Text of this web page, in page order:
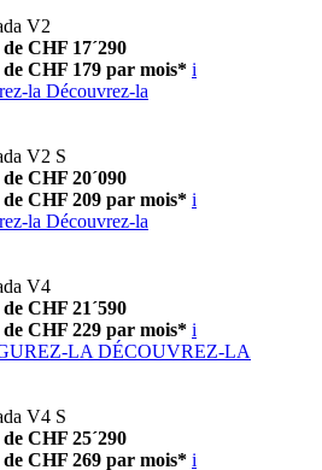
V2
CHF 17´290
CHF 179 par mois* i
la Découvrez-la
V2 S
CHF 20´090
CHF 209 par mois* i
la Découvrez-la
V4
CHF 21´590
CHF 229 par mois* i
LA DÉCOUVREZ-LA
V4 S
CHF 25´290
CHF 269 par mois* i